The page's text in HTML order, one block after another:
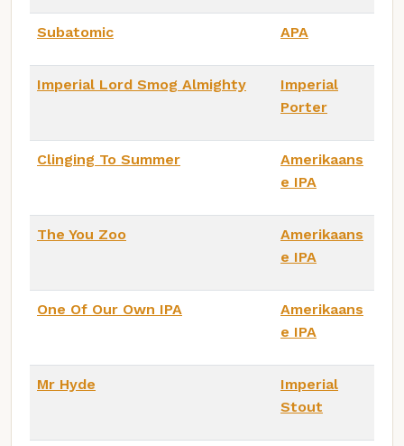
Subatomic APA
Imperial Lord Smog Almighty
Imperial
Porter
Clinging To Summer
Amerikaans
e IPA
The You Zoo
Amerikaans
e IPA
One Of Our Own IPA
Amerikaans
e IPA
Mr Hyde
Imperial
Stout